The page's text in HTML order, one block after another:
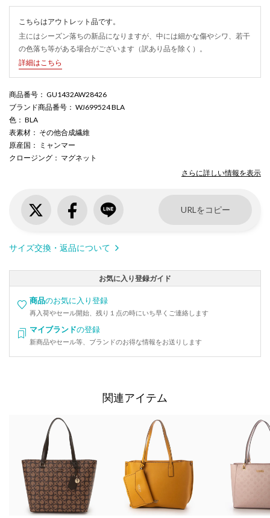
こちらはアウトレット品です。
主にはシーズン落ちの新品になりますが、中には細かな傷やシワ、若干
の色落ち等がある場合がございます（訳あり品を除く）。
詳細はこちら
商品番号 ： GU1432AW28426
ブランド商品番号 ： WJ699524 BLA
色 ： BLA
表素材 ： その他合成繊維
原産国 ： ミャンマー
クロージング ： マグネット
さらに詳しい情報を表示
URLをコピー
サイズ交換・返品について
お気に入り登録ガイド
商品のお気に入り登録
再入荷やセール開始、残り１点の時にいち早くご連絡します
マイブランドの登録
新商品やセール等、ブランドのお得な情報をお送りします
関連アイテム